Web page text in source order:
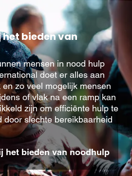
bieden van
mensen in nood hulp
doet er alles aan
zo veel mogelijk mensen
of vlak na een ramp kan
zijn om efficiënte hulp te
door slechte bereikbaarheid
het bieden van noodhulp